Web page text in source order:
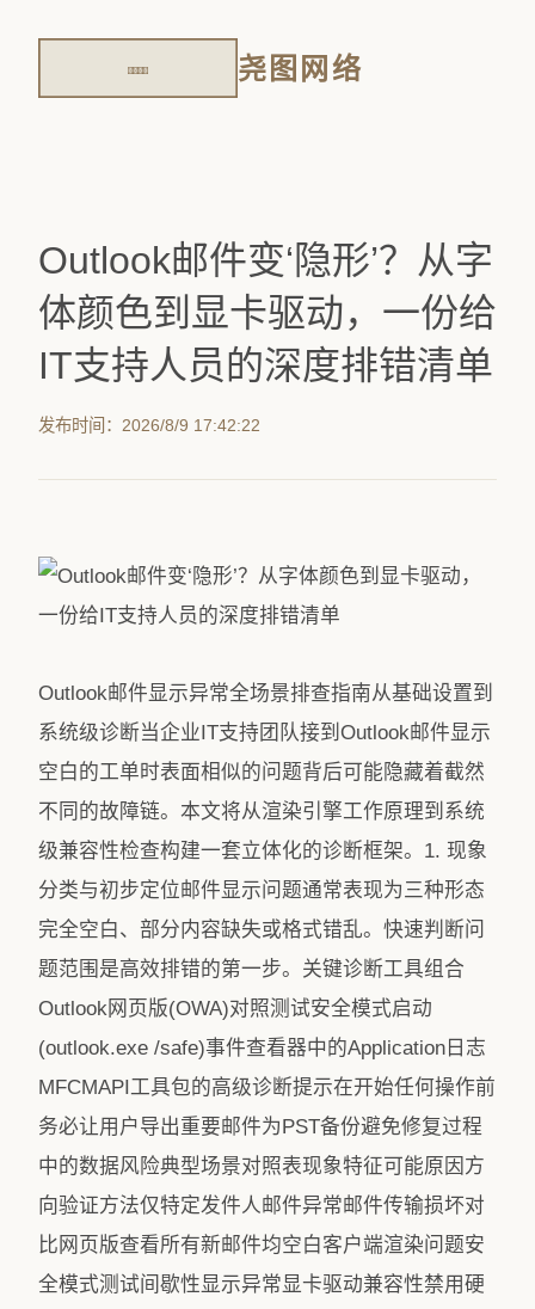
尧图网络
Outlook邮件变‘隐形’？从字
体颜色到显卡驱动，一份给
IT支持人员的深度排错清单
发布时间：2026/8/9 17:42:22
Outlook邮件显示异常全场景排查指南从基础设置到
系统级诊断当企业IT支持团队接到Outlook邮件显示
空白的工单时表面相似的问题背后可能隐藏着截然
不同的故障链。本文将从渲染引擎工作原理到系统
级兼容性检查构建一套立体化的诊断框架。1. 现象
分类与初步定位邮件显示问题通常表现为三种形态
完全空白、部分内容缺失或格式错乱。快速判断问
题范围是高效排错的第一步。关键诊断工具组合
Outlook网页版(OWA)对照测试安全模式启动
(outlook.exe /safe)事件查看器中的Application日志
MFCMAPI工具包的高级诊断提示在开始任何操作前
务必让用户导出重要邮件为PST备份避免修复过程
中的数据风险典型场景对照表现象特征可能原因方
向验证方法仅特定发件人邮件异常邮件传输损坏对
比网页版查看所有新邮件均空白客户端渲染问题安
全模式测试间歇性显示异常显卡驱动兼容性禁用硬